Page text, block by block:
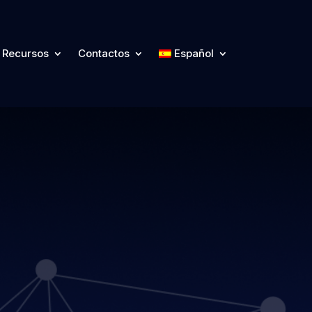
Recursos Contactos Español